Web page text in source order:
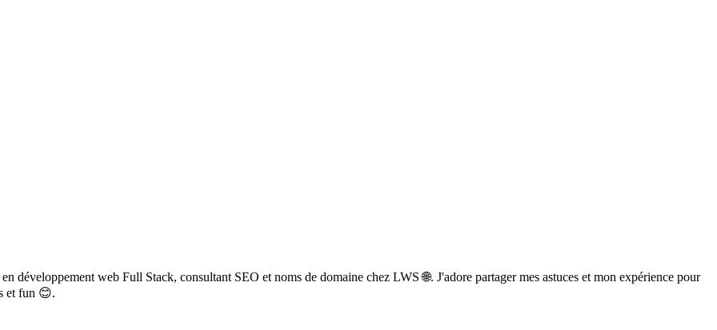
développement web Full Stack, consultant SEO et noms de domaine chez LWS 🌐. J'adore partager mes astuces et mon expérience pour
et fun 😊.